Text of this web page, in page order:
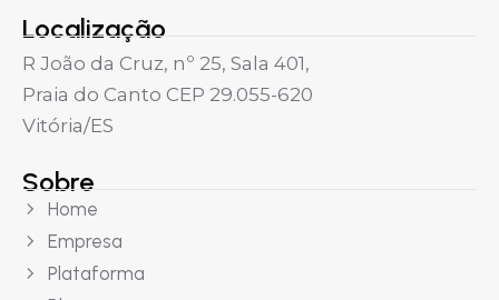
Localização
R João da Cruz, nº 25, Sala 401,
Praia do Canto CEP 29.055-620
Vitória/ES
Sobre
Home
Empresa
Plataforma